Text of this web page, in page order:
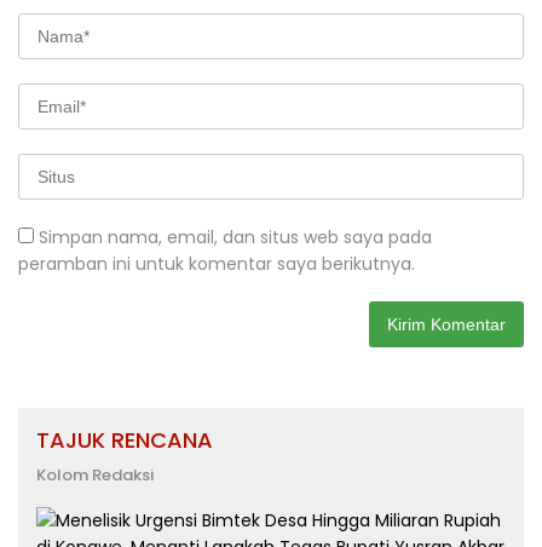
Simpan nama, email, dan situs web saya pada
peramban ini untuk komentar saya berikutnya.
TAJUK RENCANA
Kolom Redaksi